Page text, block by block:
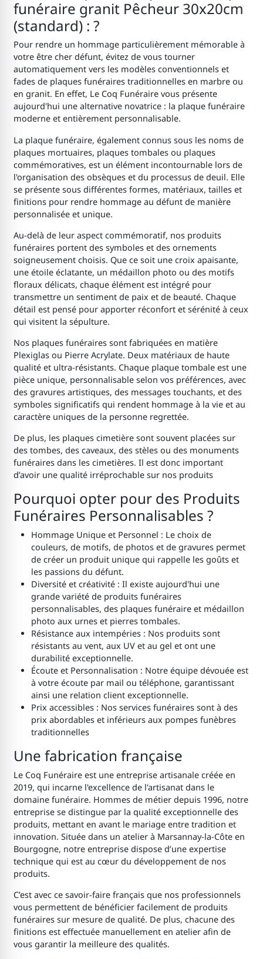
funéraire granit Pêcheur 30x20cm
(standard) : ?
Pour rendre un hommage particulièrement mémorable à
votre être cher défunt, évitez de vous tourner
automatiquement vers les modèles conventionnels et
fades de plaques funéraires traditionnelles en marbre ou
en granit. En effet, Le Coq Funéraire vous présente
aujourd'hui une alternative novatrice : la plaque funéraire
moderne et entièrement personnalisable.
La plaque funéraire, également connus sous les noms de
plaques mortuaires, plaques tombales ou plaques
commémoratives, est un élément incontournable lors de
l'organisation des obsèques et du processus de deuil. Elle
se présente sous différentes formes, matériaux, tailles et
finitions pour rendre hommage au défunt de manière
personnalisée et unique.
Au-delà de leur aspect commémoratif, nos produits
funéraires portent des symboles et des ornements
soigneusement choisis. Que ce soit une croix apaisante,
une étoile éclatante, un médaillon photo ou des motifs
floraux délicats, chaque élément est intégré pour
transmettre un sentiment de paix et de beauté. Chaque
détail est pensé pour apporter réconfort et sérénité à ceux
qui visitent la sépulture.
Nos plaques funéraires sont fabriquées en matière
Plexiglas ou Pierre Acrylate. Deux matériaux de haute
qualité et ultra-résistants. Chaque plaque tombale est une
pièce unique, personnalisable selon vos préférences, avec
des gravures artistiques, des messages touchants, et des
symboles significatifs qui rendent hommage à la vie et au
caractère uniques de la personne regrettée.
De plus, les plaques cimetière sont souvent placées sur
des tombes, des caveaux, des stèles ou des monuments
funéraires dans les cimetières. Il est donc important
d’avoir une qualité irréprochable sur nos produits
Pourquoi opter pour des Produits
Funéraires Personnalisables ?
Hommage Unique et Personnel : Le choix de
couleurs, de motifs, de photos et de gravures permet
de créer un produit unique qui rappelle les goûts et
les passions du défunt.
Diversité et créativité : Il existe aujourd'hui une
grande variété de produits funéraires
personnalisables, des plaques funéraire et médaillon
photo aux urnes et pierres tombales.
Résistance aux intempéries : Nos produits sont
résistants au vent, aux UV et au gel et ont une
durabilité exceptionnelle.
Écoute et Personnalisation : Notre équipe dévouée est
à votre écoute par mail ou téléphone, garantissant
ainsi une relation client exceptionnelle.
Prix accessibles : Nos services funéraires sont à des
prix abordables et inférieurs aux pompes funèbres
traditionnelles
Une fabrication française
Le Coq Funéraire est une entreprise artisanale créée en
2019, qui incarne l'excellence de l'artisanat dans le
domaine funéraire. Hommes de métier depuis 1996, notre
entreprise se distingue par la qualité exceptionnelle des
produits, mettant en avant le mariage entre tradition et
innovation. Située dans un atelier à Marsannay-la-Côte en
Bourgogne, notre entreprise dispose d’une expertise
technique qui est au cœur du développement de nos
produits.
C’est avec ce savoir-faire français que nos professionnels
vous permettent de bénéficier facilement de produits
funéraires sur mesure de qualité. De plus, chacune des
finitions est effectuée manuellement en atelier afin de
vous garantir la meilleure des qualités.